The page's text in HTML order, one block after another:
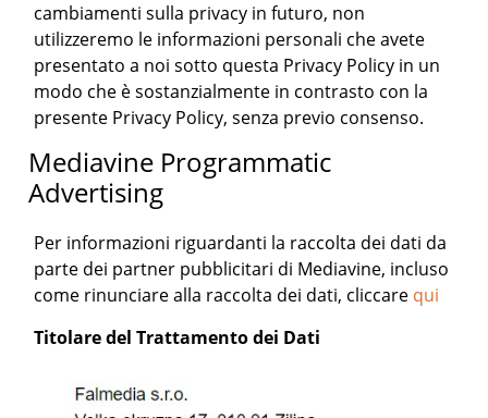
cambiamenti sulla privacy in futuro, non
utilizzeremo le informazioni personali che avete
presentato a noi sotto questa Privacy Policy in un
modo che è sostanzialmente in contrasto con la
presente Privacy Policy, senza previo consenso.
Mediavine Programmatic
Advertising
Per informazioni riguardanti la raccolta dei dati da
parte dei partner pubblicitari di Mediavine, incluso
come rinunciare alla raccolta dei dati, cliccare qui
Titolare del Trattamento dei Dati